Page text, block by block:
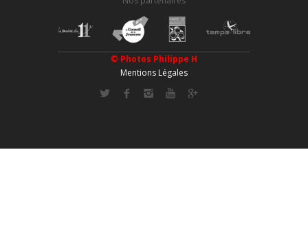
© Photos Philippe H
Mentions Légales